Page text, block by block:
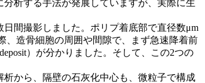
析する手法が発展していますが、実際に生
間撮影しました。ポリプ着底部で直径数μm
、造骨細胞の周囲や間隙で、まず急速降着前
）が分かりました。そして、この2つの
から、隔壁の石灰化中心も、微粒子で構成